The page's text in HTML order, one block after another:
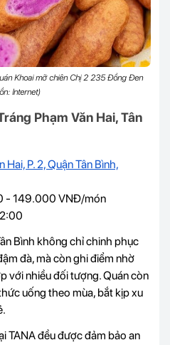
Khoai mỡ chiên Chị 2 235 Đồng Đen
Internet)
Phạm Văn Hai, Tân
Hai, P. 2, Quận Tân Bình,
- 149.000 VNĐ/món
Bình không chỉ chinh phục
đà, mà còn ghi điểm nhờ
với nhiều đối tượng. Quán còn
uống theo mùa, bắt kịp xu
TANA đều được đảm bảo an